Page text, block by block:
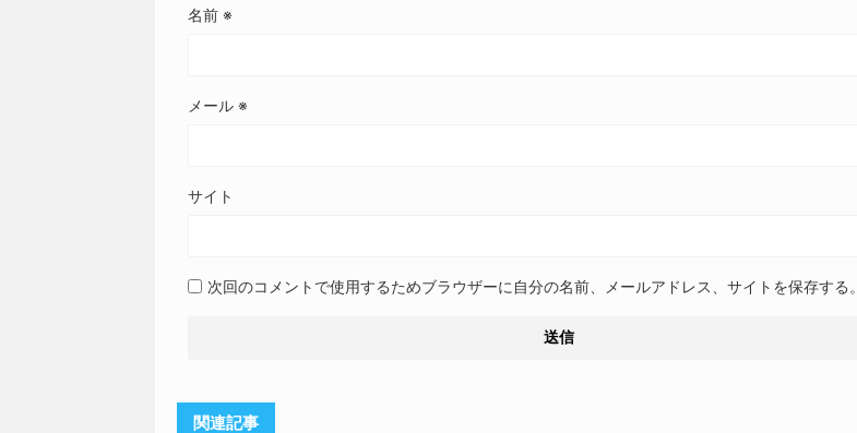
名前 ※
メール ※
サイト
次回のコメントで使用するためブラウザーに自分の名前、メールアドレス、サイトを保存する。
関連記事